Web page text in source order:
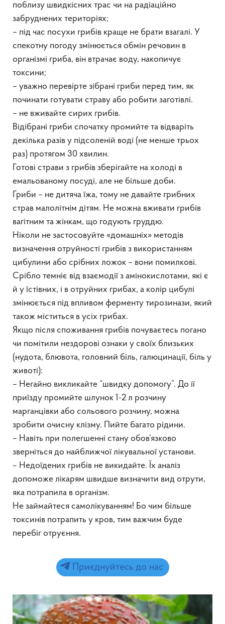
поблизу швидкісних трас чи на радіаційно
забруднених територіях;
– під час посухи грибів краще не брати взагалі. У
спекотну погоду змінюється обмін речовин в
організмі гриба, він втрачає воду, накопичує
токсини;
– уважно перевірте зібрані гриби перед тим, як
починати готувати страву або робити заготівлі.
– не вживайте сирих грибів.
Відібрані гриби спочатку промийте та відваріть
декілька разів у підсоленій воді (не менше трьох
раз) протягом 30 хвилин.
Готові страви з грибів зберігайте на холоді в
емальованому посуді, але не більше доби.
Гриби – не дитяча їжа, тому не давайте грибних
страв малолітнім дітям. Не можна вживати грибів
вагітним та жінкам, що годують груддю.
Ніколи не застосовуйте «домашніх» методів
визначення отруйності грибів з використанням
цибулини або срібних ложок – вони помилкові.
Срібло темніє від взаємодії з амінокислотами, які є
й у їстівних, і в отруйних грибах, а колір цибулі
змінюється під впливом ферменту тирозинази, який
також міститься в усіх грибах.
Якщо після споживання грибів почуваєтесь погано
чи помітили нездорові ознаки у своїх близьких
(нудота, блювота, головний біль, галюцинації, біль у
животі):
– Негайно викликайте “швидку допомогу”. До її
приїзду промийте шлунок 1-2 л розчину
марганцівки або сольового розчину, можна
зробити очисну клізму. Пийте багато рідини.
– Навіть при полегшенні стану обов’язково
зверніться до найближчої лікувальної установи.
– Недоїдених грибів не викидайте. Їх аналіз
допоможе лікарям швидше визначити вид отрути,
яка потрапила в організм.
Не займайтеся самолікуванням! Бо чим більше
токсинів потрапить у кров, тим важчим буде
перебіг отруєння.
Приєднуйтесь до нас